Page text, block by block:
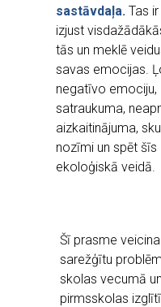
sastāvdaļa. Tas
izjust
tās un meklē
savas emocijas.
negatīvo emociju,
satraukuma,
aizkaitinājuma,
nozīmi un spēt
ekoloģiskā veidā.
Šī prasme
sarežģītu
skolas vecumā
pirmsskolas